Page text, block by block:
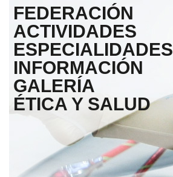
FEDERACIÓN
ACTIVIDADES
ESPECIALIDADES
INFORMACIÓN
GALERÍA
ÉTICA Y SALUD